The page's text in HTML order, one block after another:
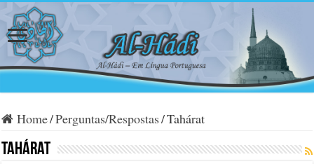
Home/Perguntas/Respostas/Tahárat
Tahárat